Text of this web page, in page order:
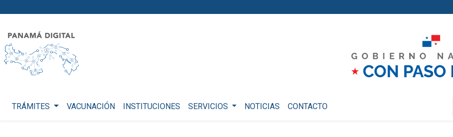
TRÁMITES VACUNACIÓN INSTITUCIONES SERVICIOS NOTICIAS CONTACTO